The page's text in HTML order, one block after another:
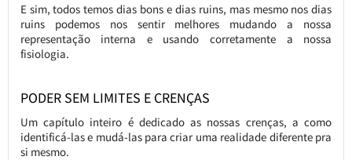
E sim, todos temos dias bons e dias ruins, mas mesmo nos dias
ruins podemos nos sentir melhores mudando a nossa
representação interna e usando corretamente a nossa
fisiologia.
PODER SEM LIMITES E CRENÇAS
Um capítulo inteiro é dedicado as nossas crenças, a como
identificá-las e mudá-las para criar uma realidade diferente pra
si mesmo.